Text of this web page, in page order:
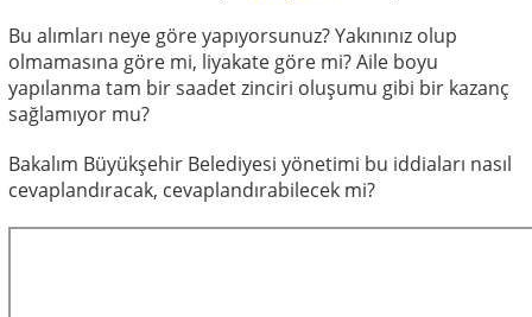
Bu alımları neye göre yapıyorsunuz? Yakınınız olup
olmamasına göre mi, liyakate göre mi? Aile boyu
yapılanma tam bir saadet zinciri oluşumu gibi bir kazanç
sağlamıyor mu?
Bakalım Büyükşehir Belediyesi yönetimi bu iddiaları nasıl
cevaplandıracak, cevaplandırabilecek mi?